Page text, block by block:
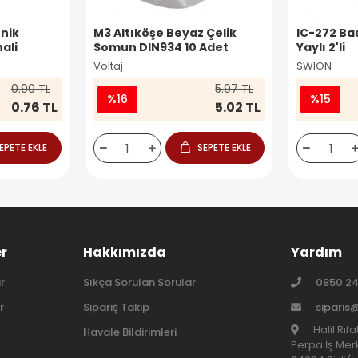
0.90 TL
0.76 TL
EKLE
M3 Altıköşe Beyaz Çelik
Somun DIN934 10 Adet
Voltaj
%16
5.97 TL
5.02 TL
SEPETE EKLE
IC-272
Yaylı 2'li
SWION
%15
Hakkımızda
Sıkça Sorulan Sorular
Sipariş Takip
Havale Bildirimleri
Yardım
0850
Halil
Perpa İş